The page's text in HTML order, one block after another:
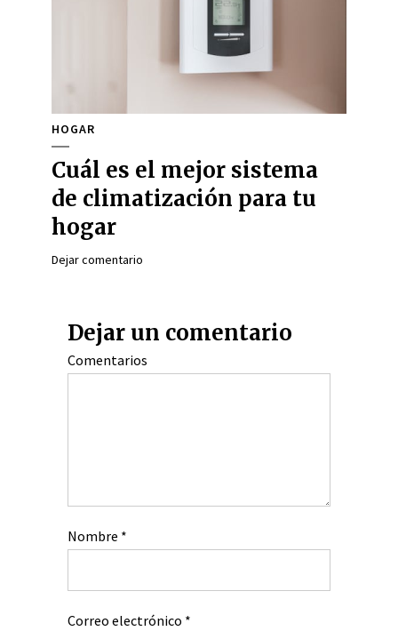
HOGAR
Cuál es el mejor sistema
de climatización para tu
hogar
Dejar comentario
Dejar un comentario
Comentarios
Nombre *
Correo electrónico *